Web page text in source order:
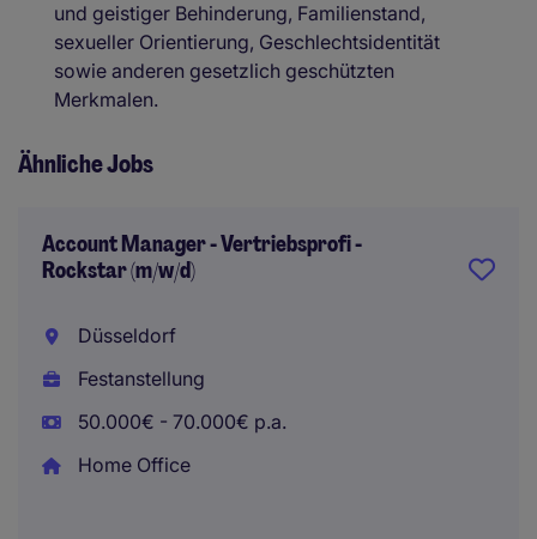
und geistiger Behinderung, Familienstand,
sexueller Orientierung, Geschlechtsidentität
sowie anderen gesetzlich geschützten
Merkmalen.
Ähnliche Jobs
Account Manager - Vertriebsprofi -
Rockstar (m/w/d)
Düsseldorf
Festanstellung
50.000€ - 70.000€ p.a.
Home Office